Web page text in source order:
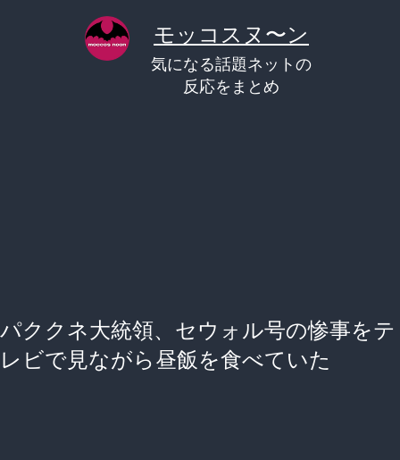
モッコスヌ〜ン
気になる話題ネットの
反応をまとめ
パククネ大統領、セウォル号の惨事をテ
レビで見ながら昼飯を食べていた